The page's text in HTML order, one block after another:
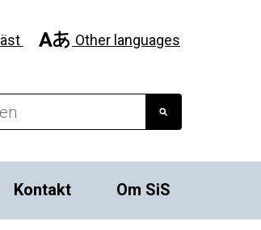
Other languages
Kontakt Om SiS